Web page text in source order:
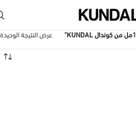
عرض النتيجة الوحيدة